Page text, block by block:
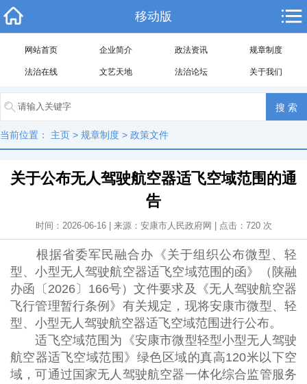
移动版
网站首页 企业简介 政法资讯 规章制度
法治在线 文艺天地 法治论坛 关于我们
当前位置： 主页 > 规章制度 > 政策文件
关于公布无人驾驶航空器适飞空域范围的通
告
时间：2026-06-16 | 来源：安康市人民政府网 | 点击： 720 次
根据省委军民融合办《关于组织公布微型、轻
型、小型无人驾驶航空器适飞空域范围的函》（陕融
办函〔2026〕166号）文件要求及《无人驾驶航空器
飞行管理暂行条例》有关规定，现将安康市微型、轻
型、小型无人驾驶航空器适飞空域范围进行公布。
适飞空域范围为《安康市微型轻型小型无人驾驶
航空器适飞空域范围》绿色区域的真高120米以下空
域，可通过国家无人驾驶航空器一体化综合监管服务